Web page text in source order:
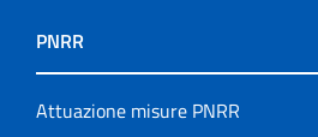
PNRR
Attuazione misure PNRR